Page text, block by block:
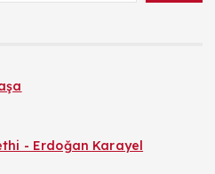
- Erdoğan Karayel